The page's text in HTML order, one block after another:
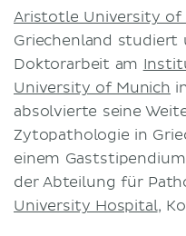
Datenschutzerklärung
Aristotle University of
Griechenland
Doktorarbeit am
University of Munich
absolvierte seine
Zytopathologie in
einem
der Abteilung für
University Hospital,